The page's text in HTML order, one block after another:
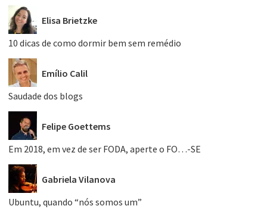
Elisa Brietzke
10 dicas de como dormir bem sem remédio
Emílio Calil
Saudade dos blogs
Felipe Goettems
Em 2018, em vez de ser FODA, aperte o FO…-SE
Gabriela Vilanova
Ubuntu, quando “nós somos um”